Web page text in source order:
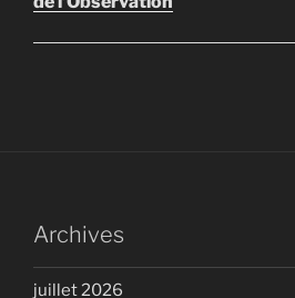
Archives
juillet 2026